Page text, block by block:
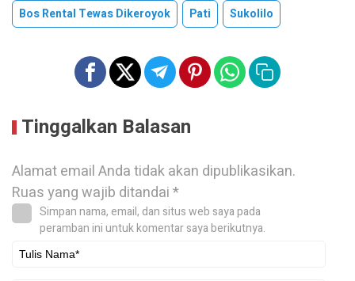
Bos Rental Tewas Dikeroyok Pati Sukolilo
Tinggalkan Balasan
Alamat email Anda tidak akan dipublikasikan.
Ruas yang wajib ditandai*
Simpan nama, email, dan situs web saya pada
peramban ini untuk komentar saya berikutnya.